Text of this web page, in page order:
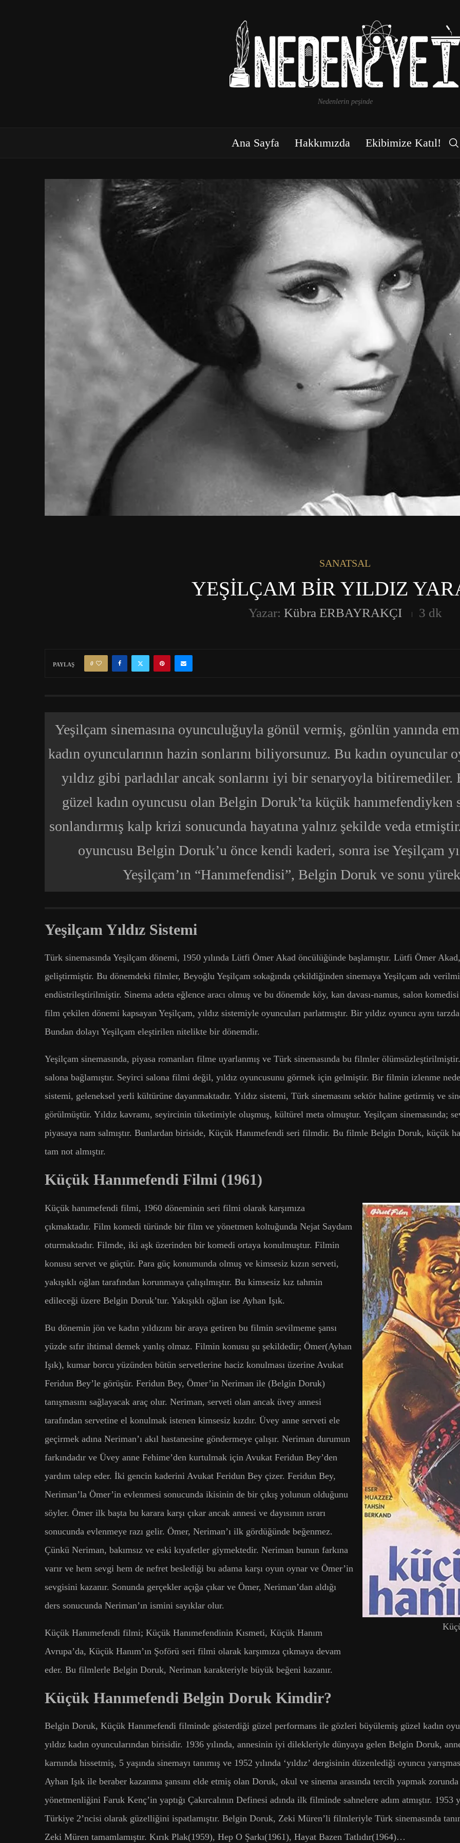
Nedenlerin peşinde
Ana Sayfa Hakkımızda Ekibimize Katıl!
SANATSAL
YEŞİLÇAM BİR YILDIZ
Yazar: Kübra ERBAYRAKÇI 3 dk
PAYLAŞ 0
Yeşilçam sinemasına oyunculuğuyla gönül vermiş, gönlün yanında
kadın oyuncularının hazin sonlarını biliyorsunuz. Bu kadın oyuncular
yıldız gibi parladılar ancak sonlarını iyi bir senaryoyla bitiremediler.
güzel kadın oyuncusu olan Belgin Doruk’ta küçük hanımefendiyken
sonlandırmış kalp krizi sonucunda hayatına yalnız şekilde veda
oyuncusu Belgin Doruk’u önce kendi kaderi, sonra ise Yeşilçam
Yeşilçam’ın “Hanımefendisi”, Belgin Doruk ve sonu
Yeşilçam Yıldız Sistemi
Türk sinemasında Yeşilçam dönemi, 1950 yılında Lütfi Ömer Akad öncülüğünde başlamıştır. Lütfi Ömer
geliştirmiştir. Bu dönemdeki filmler, Beyoğlu Yeşilçam sokağında çekildiğinden sinemaya Yeşilçam adı
endüstrileştirilmiştir. Sinema adeta eğlence aracı olmuş ve bu dönemde köy, kan davası-namus, salon
film çekilen dönemi kapsayan Yeşilçam, yıldız sistemiyle oyuncuları parlatmıştır. Bir yıldız oyuncu aynı
Bundan dolayı Yeşilçam eleştirilen nitelikte bir dönemdir.
Yeşilçam sinemasında, piyasa romanları filme uyarlanmış ve Türk sinemasında bu filmler
salona bağlamıştır. Seyirci salona filmi değil, yıldız oyuncusunu görmek için gelmiştir. Bir filmin izlenme
sistemi, geleneksel yerli kültürüne dayanmaktadır. Yıldız sistemi, Türk sinemasını sektör haline getirmiş ve
görülmüştür. Yıldız kavramı, seyircinin tüketimiyle oluşmuş, kültürel meta olmuştur. Yeşilçam sinemasında;
piyasaya nam salmıştır. Bunlardan biriside, Küçük Hanımefendi seri filmdir. Bu filmle Belgin Doruk, küçük
tam not almıştır.
Küçük Hanımefendi Filmi (1961)
Küçük hanımefendi filmi, 1960 döneminin seri filmi olarak karşımıza
çıkmaktadır. Film komedi türünde bir film ve yönetmen koltuğunda Nejat Saydam
oturmaktadır. Filmde, iki aşk üzerinden bir komedi ortaya konulmuştur. Filmin
konusu servet ve güçtür. Para güç konumunda olmuş ve kimsesiz kızın serveti,
yakışıklı oğlan tarafından korunmaya çalışılmıştır. Bu kimsesiz kız tahmin
edileceği üzere Belgin Doruk’tur. Yakışıklı oğlan ise Ayhan Işık.
Bu dönemin jön ve kadın yıldızını bir araya getiren bu filmin sevilmeme şansı
yüzde sıfır ihtimal demek yanlış olmaz. Filmin konusu şu şekildedir; Ömer(Ayhan
Işık), kumar borcu yüzünden bütün servetlerine haciz konulması üzerine Avukat
Feridun Bey’le görüşür. Feridun Bey, Ömer’in Neriman ile (Belgin Doruk)
tanışmasını sağlayacak araç olur. Neriman, serveti olan ancak üvey annesi
tarafından servetine el konulmak istenen kimsesiz kızdır. Üvey anne serveti ele
geçirmek adına Neriman’ı akıl hastanesine göndermeye çalışır. Neriman durumun
farkındadır ve Üvey anne Fehime’den kurtulmak için Avukat Feridun Bey’den
yardım talep eder. İki gencin kaderini Avukat Feridun Bey çizer. Feridun Bey,
Neriman’la Ömer’in evlenmesi sonucunda ikisinin de bir çıkış yolunun olduğunu
söyler. Ömer ilk başta bu karara karşı çıkar ancak annesi ve dayısının ısrarı
sonucunda evlenmeye razı gelir. Ömer, Neriman’ı ilk gördüğünde beğenmez.
Çünkü Neriman, bakımsız ve eski kıyafetler giymektedir. Neriman bunun farkına
varır ve hem sevgi hem de nefret beslediği bu adama karşı oyun oynar ve Ömer’in
sevgisini kazanır. Sonunda gerçekler açığa çıkar ve Ömer, Neriman’dan aldığı
ders sonucunda Neriman’ın ismini sayıklar olur.
Küçük Hanımefendi filmi; Küçük Hanımefendinin Kısmeti, Küçük Hanım
Avrupa’da, Küçük Hanım’ın Şoförü seri filmi olarak karşımıza çıkmaya devam
eder. Bu filmlerle Belgin Doruk, Neriman karakteriyle büyük beğeni kazanır.
Küçük Hanımefendi Belgin Doruk Kimdir?
Belgin Doruk, Küçük Hanımefendi filminde gösterdiği güzel performans ile gözleri büyülemiş güzel kadın
yıldız kadın oyuncularından birisidir. 1936 yılında, annesinin iyi dilekleriyle dünyaya gelen Belgin Doruk,
karnında hissetmiş, 5 yaşında sinemayı tanımış ve 1952 yılında ‘yıldız’ dergisinin düzenlediği oyuncu
Ayhan Işık ile beraber kazanma şansını elde etmiş olan Doruk, okul ve sinema arasında tercih yapmak zorunda
yönetmenliğini Faruk Kenç’in yaptığı Çakırcalının Definesi adında ilk filminde sahnelere adım atmıştır. 1953
Türkiye 2’ncisi olarak güzelliğini ispatlamıştır. Belgin Doruk, Zeki Müren’li filmleriyle Türk sinemasında
Zeki Müren tamamlamıştır. Kırık Plak(1959), Hep O Şarkı(1961), Hayat Bazen Tatlıdır(1964)…